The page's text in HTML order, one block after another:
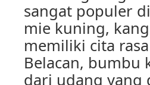
sangat populer
mie kuning,
memiliki cita
Belacan, bumbu
dari udang yang